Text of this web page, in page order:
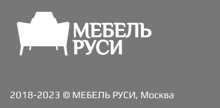
2018-2023 © МЕБЕЛЬ РУСИ, Москва